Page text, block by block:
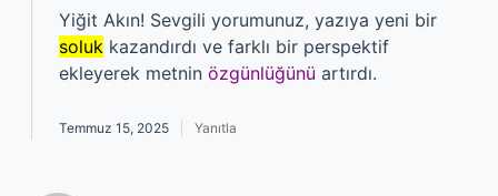
Yiğit Akın! Sevgili yorumunuz, yazıya yeni bir
soluk kazandırdı ve farklı bir perspektif
ekleyerek metnin özgünlüğünü artırdı.
Temmuz 15, 2025 Yanıtla